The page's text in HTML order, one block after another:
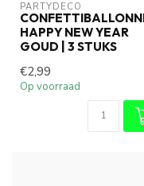
PARTYDECO
HAPPY NEW YEAR
GOUD | 3 STUKS
€2,99
Op voorraad